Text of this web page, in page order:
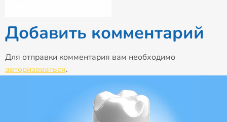
Добавить комментарий
Для отправки комментария вам необходимо
авторизоваться.